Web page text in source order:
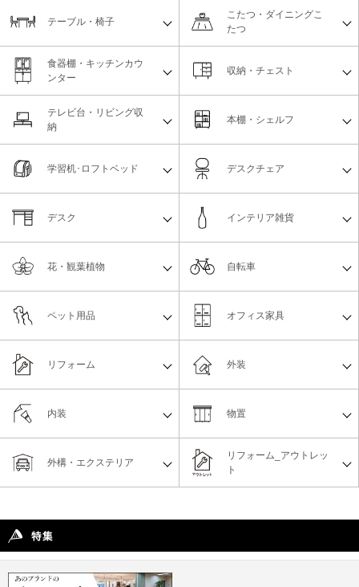
テーブル・椅子
こたつ・ダイニングこ
たつ
食器棚・キッチンカウ
ンター
収納・チェスト
テレビ台・リビング収
納
本棚・シェルフ
学習机･ロフトベッド デスクチェア
デスク インテリア雑貨
花・観葉植物 自転車
ペット用品 オフィス家具
リフォーム
リフォーム_アウトレッ
ト
物置
外構・エクステリア
外装
内装